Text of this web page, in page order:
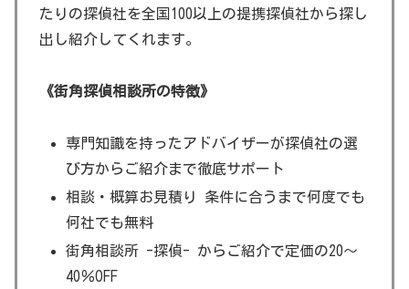
たりの探偵社を全国100以上の提携探偵社から探し
出し紹介してくれます。
《街角探偵相談所の特徴》
専門知識を持ったアドバイザーが探偵社の選
び方からご紹介まで徹底サポート
相談・概算お見積り 条件に合うまで何度でも
何社でも無料
街角相談所 -探偵- からご紹介で定価の20～
40％OFF